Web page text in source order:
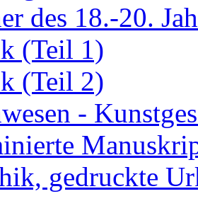
des 18.-20.
(Teil 1)
(Teil 2)
-
gedruckte